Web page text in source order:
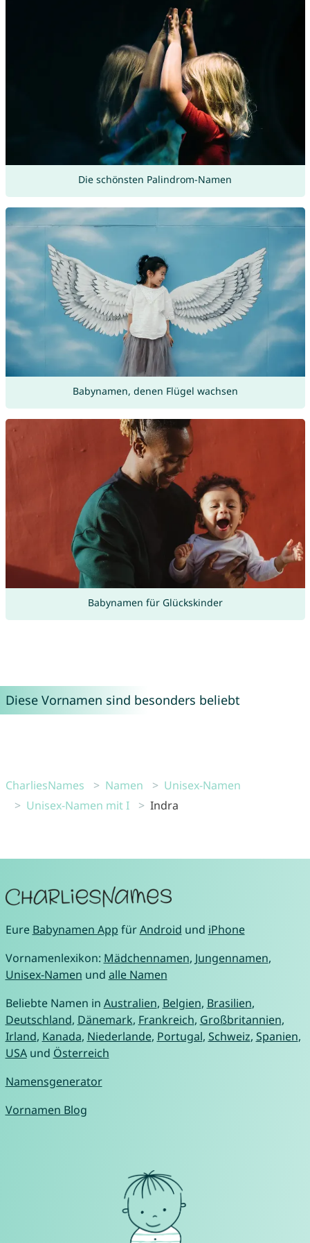
Die schönsten Palindrom-Namen
Babynamen, denen Flügel wachsen
Babynamen für Glückskinder
Diese Vornamen sind besonders beliebt
CharliesNames Namen
Unisex-Namen
Unisex-Namen mit I
Indra
Eure Babynamen App fürAndroid und iPhone
Vornamenlexikon: Mädchennamen, Jungennamen,
Unisex-Namen und alle Namen
Beliebte Namen in Australien, Belgien, Brasilien,
Deutschland, Dänemark, Frankreich, Großbritannien,
Irland, Kanada, Niederlande, Portugal, Schweiz, Spanien,
USAund Österreich
Namensgenerator
Vornamen Blog